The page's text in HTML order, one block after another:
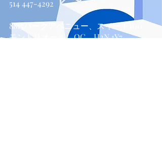
514 447-4292
8815パークアベニュー、スイート100
モントリオール、QC、H2N 1Y7